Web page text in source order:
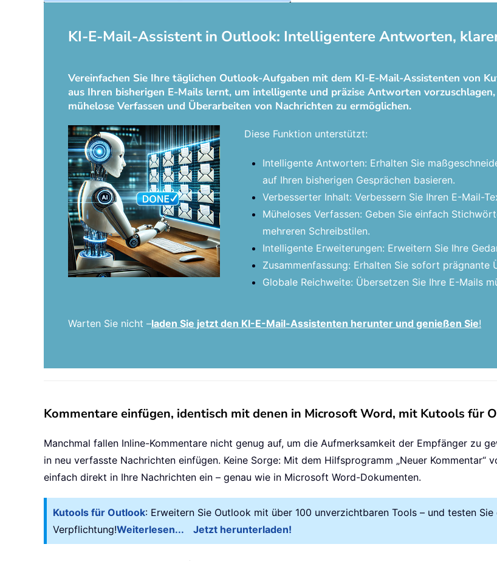
KI-E-Mail-Assistent in Outlook: Intelligentere Antworten,
Vereinfachen Sie Ihre täglichen Outlook-Aufgaben mit dem KI-E-Mail-Assistenten von
aus Ihren bisherigen E-Mails lernt, um intelligente und präzise Antworten
mühelose Verfassen und Überarbeiten von Nachrichten zu ermöglichen.
Diese Funktion unterstützt:
Intelligente Antworten: Erhalten Sie
auf Ihren bisherigen Gesprächen basieren.
Verbesserter Inhalt: Verbessern Sie Ihren E-Mail-
Müheloses Verfassen: Geben Sie einfach
mehreren Schreibstilen.
Intelligente Erweiterungen: Erweitern Sie Ihre
Zusammenfassung: Erhalten Sie sofort prägnante
Globale Reichweite: Übersetzen Sie Ihre E-Mails
Warten Sie nicht –laden Sie jetzt den KI-E-Mail-Assistenten herunter und genießen Sie!
Kommentare einfügen, identisch mit denen in Microsoft Word, mit Kutools für
Manchmal fallen Inline-Kommentare nicht genug auf, um die Aufmerksamkeit der Empfänger zu
in neu verfasste Nachrichten einfügen. Keine Sorge: Mit dem Hilfsprogramm „Neuer Kommentar“
einfach direkt in Ihre Nachrichten ein – genau wie in Microsoft Word-Dokumenten.
Kutools für Outlook: Erweitern Sie Outlook mit über 100 unverzichtbaren Tools – und testen
Verpflichtung!Weiterlesen... Jetzt herunterladen!